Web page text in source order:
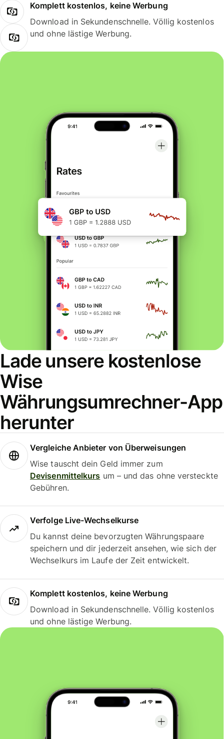
Komplett kostenlos, keine Werbung
Download in Sekundenschnelle. Völlig kostenlos
und ohne lästige Werbung.
Lade unsere kostenlose
Wise
Währungsumrechner-App
herunter
Vergleiche Anbieter von Überweisungen
Wise tauscht dein Geld immer zum
Devisenmittelkurs um – und das ohne versteckte
Gebühren.
Verfolge Live-Wechselkurse
Du kannst deine bevorzugten Währungspaare
speichern und dir jederzeit ansehen, wie sich der
Wechselkurs im Laufe der Zeit entwickelt.
Komplett kostenlos, keine Werbung
Download in Sekundenschnelle. Völlig kostenlos
und ohne lästige Werbung.